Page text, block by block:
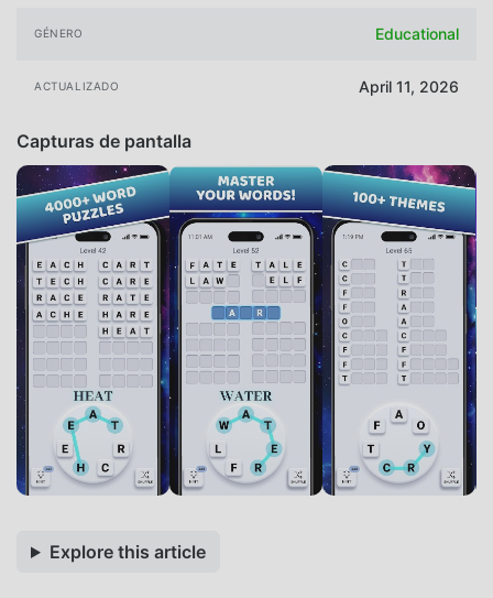
GÉNERO Educational
ACTUALIZADO April 11, 2026
Capturas de pantalla
Explore this article